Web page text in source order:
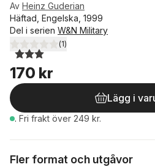
Av Heinz Guderian
Häftad, Engelska, 1999
Del i serien W&N Military
3,0utav 5 stjärnor. Totalt antal röster:
(1)
170 kr
Lägg i
. Fri frakt över 249 kr.
Fler format och utgåvor